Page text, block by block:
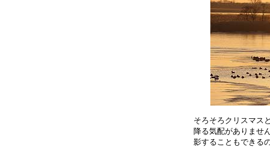
そろそろクリスマス
降る気配がありませ
影することもできる